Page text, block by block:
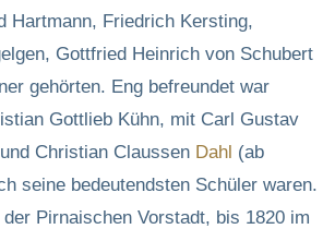
Hartmann, Friedrich Kersting,
Gottfried Heinrich von Schubert
gehörten. Eng befreundet war
Gottlieb Kühn, mit Carl Gustav
Christian Claussen Dahl (ab
seine bedeutendsten Schüler waren.
Pirnaischen Vorstadt, bis 1820 im